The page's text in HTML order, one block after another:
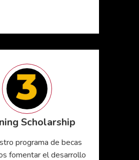
Scholarship
programa de becas
fomentar el desarrollo